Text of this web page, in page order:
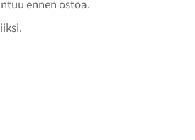
ennen ostoa.